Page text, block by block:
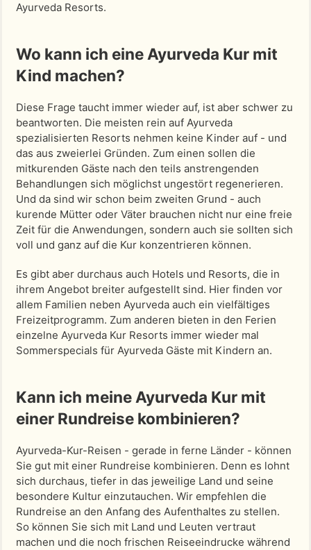
Ayurveda Resorts.
Wo kann ich eine Ayurveda Kur mit
Kind machen?
Diese Frage taucht immer wieder auf, ist aber schwer zu
beantworten. Die meisten rein auf Ayurveda
spezialisierten Resorts nehmen keine Kinder auf - und
das aus zweierlei Gründen. Zum einen sollen die
mitkurenden Gäste nach den teils anstrengenden
Behandlungen sich möglichst ungestört regenerieren.
Und da sind wir schon beim zweiten Grund - auch
kurende Mütter oder Väter brauchen nicht nur eine freie
Zeit für die Anwendungen, sondern auch sie sollten sich
voll und ganz auf die Kur konzentrieren können.
Es gibt aber durchaus auch Hotels und Resorts, die in
ihrem Angebot breiter aufgestellt sind. Hier finden vor
allem Familien neben Ayurveda auch ein vielfältiges
Freizeitprogramm. Zum anderen bieten in den Ferien
einzelne Ayurveda Kur Resorts immer wieder mal
Sommerspecials für Ayurveda Gäste mit Kindern an.
Kann ich meine Ayurveda Kur mit
einer Rundreise kombinieren?
Ayurveda-Kur-Reisen - gerade in ferne Länder - können
Sie gut mit einer Rundreise kombinieren. Denn es lohnt
sich durchaus, tiefer in das jeweilige Land und seine
besondere Kultur einzutauchen. Wir empfehlen die
Rundreise an den Anfang des Aufenthaltes zu stellen.
So können Sie sich mit Land und Leuten vertraut
machen und die noch frischen Reiseeindrucke während